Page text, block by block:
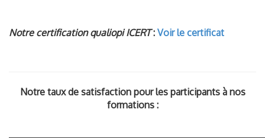
Notre certification qualiopi ICERT: Voir le certificat
Notre taux de satisfaction pour les participants à nos
formations :